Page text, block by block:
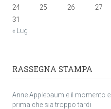
24
25 26 27
31
« Lug
RASSEGNA STAMPA
Anne Applebaum e il momento
prima che sia troppo tardi